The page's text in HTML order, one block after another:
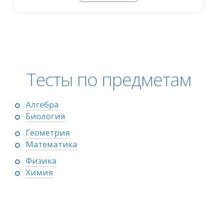
Тесты по предметам
Алгебра
Биология
Геометрия
Математика
Физика
Химия